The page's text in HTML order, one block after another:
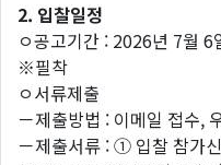
2. 입찰일정
ㅇ공고기간 : 2026년 7월
※필착
ㅇ서류제출
－제출방법 : 이메일 접수,
－제출서류 : ① 입찰 참가